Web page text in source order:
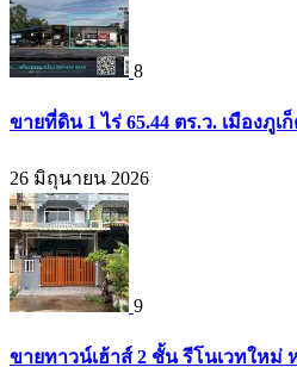
8
ขายที่ดิน 1 ไร่ 65.44 ตร.ว. เมืองภู
26 มิถุนายน 2026
9
ขายทาวน์เฮ้าส์ 2 ชั้น รีโนเวทใหม่